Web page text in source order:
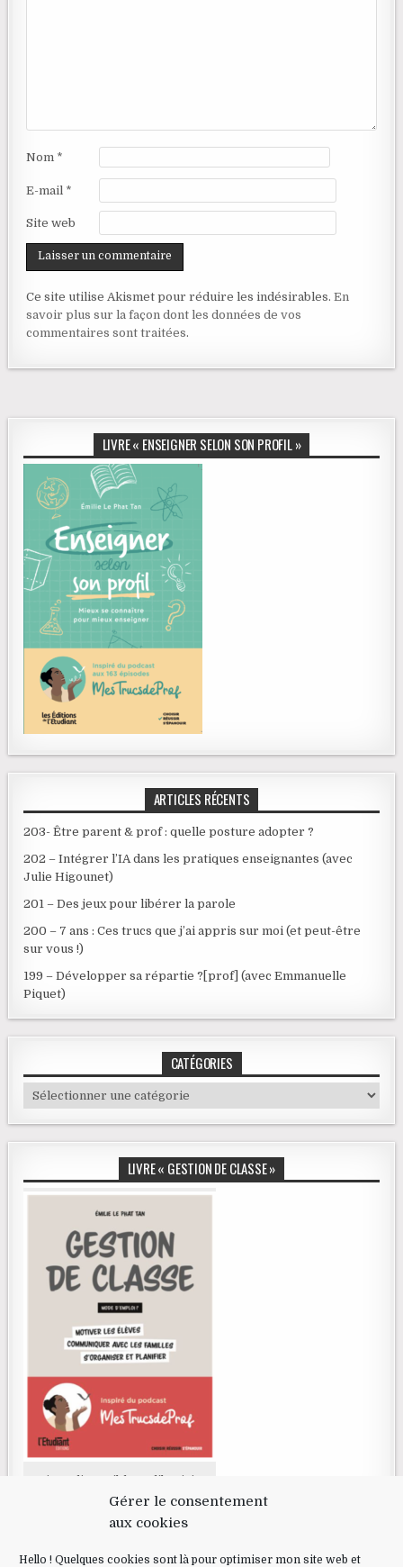
Gérer le consentement
aux cookies
Hello ! Quelques cookies sont là pour optimiser mon site web et
Nom *
E-mail *
Site web
Ce site utilise Akismet pour réduire les indésirables.En
savoir plus sur la façon dont les données de vos
commentaires sont traitées.
LIVRE « ENSEIGNER SELON SON PROFIL »
ARTICLES RÉCENTS
203- Être parent & prof : quelle posture adopter ?
202 – Intégrer l’IA dans les pratiques enseignantes (avec
Julie Higounet)
201 – Des jeux pour libérer la parole
200 – 7 ans : Ces trucs que j’ai appris sur moi (et peut-être
sur vous !)
199 – Développer sa répartie ?[prof] (avec Emmanuelle
Piquet)
CATÉGORIES
Catégories
LIVRE « GESTION DE CLASSE »
Livre disponible en librairie
RECHERCHE